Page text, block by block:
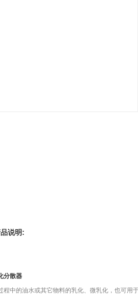
说明:
分散器
程中的油水或其它物料的乳化、微乳化，也可用